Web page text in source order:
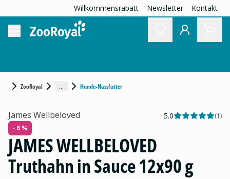
Willkommensrabatt Newsletter Kontakt
ZooRoyal ... Hunde-Nassfutter
James Wellbeloved 5.0 (1)
- 6 %
JAMES WELLBELOVED
Truthahn in Sauce 12x90 g